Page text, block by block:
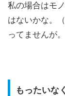
私の場合はモ
はないかな。
ってませんが。
もったいな